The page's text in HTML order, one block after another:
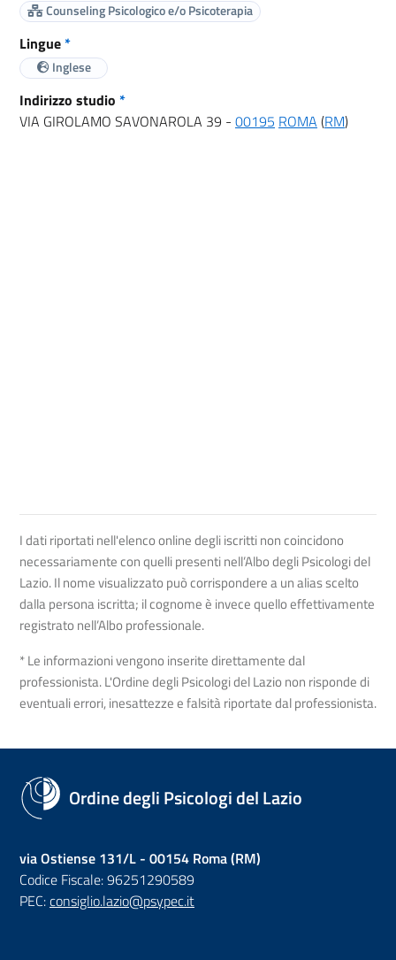
Counseling Psicologico e/o Psicoterapia
Lingue*
Inglese
Indirizzo studio *
VIA GIROLAMO SAVONAROLA 39 - 00195 ROMA (RM)
I dati riportati nell'elenco online degli iscritti non coincidono
necessariamente con quelli presenti nell’Albo degli Psicologi del
Lazio. Il nome visualizzato può corrispondere a un alias scelto
dalla persona iscritta; il cognome è invece quello effettivamente
registrato nell’Albo professionale.
* Le informazioni vengono inserite direttamente dal
professionista. L'Ordine degli Psicologi del Lazio non risponde di
eventuali errori, inesattezze e falsità riportate dal professionista.
Ordine degli Psicologi del Lazio
via Ostiense 131/L - 00154 Roma (RM)
Codice Fiscale: 96251290589
PEC:consiglio.lazio@psypec.it